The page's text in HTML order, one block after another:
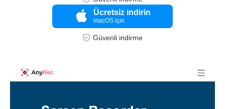
Aşama 1.
Ücretsiz indirin
macOS için
Güvenli indirme